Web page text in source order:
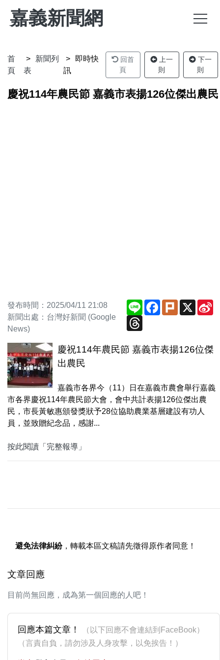
嘉義新聞網
首
頁
新聞列
表
即時快
訊
回首
頁
上一
則
下一
則
慶祝114年農民節 嘉義市表揚126位傑出農民
發布時間：2025/04/11 21:08
新聞出處：台灣好新聞 (Google
News)
Line Facebook
PlurkX
Threads
慶祝114年農民節 嘉義市表揚126位傑
出農民
嘉義市各界今（11）日在嘉義市農會舉行嘉義
市各界慶祝114年農民節大會，會中共計表揚126位傑出農
民，市長黃敏惠頒發獎狀予28位協助農業基層建設有功人
員，並致贈紀念品，感謝...
按此閱讀「完整報導」
避免法律糾紛，轉載本區文稿請先徵得原作者同意！
文章回應
目前尚無回應，成為第一個回應的人吧！
回應本篇文章！
（以下回應不會連結到FaceBook）
（言責自負，請勿涉及人身攻擊，以免挨告！）